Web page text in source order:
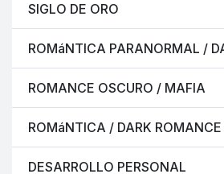
SIGLO DE ORO
ROMáNTICA PARANORMAL /
ROMANCE OSCURO / MAFIA
ROMáNTICA / DARK ROMANCE
DESARROLLO PERSONAL